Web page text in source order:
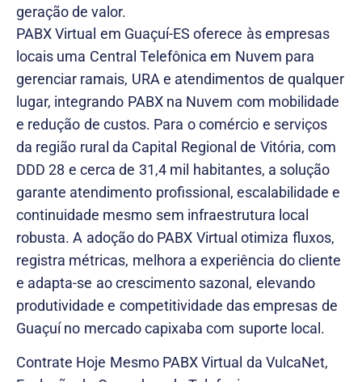
geração de valor.
PABX Virtual em Guaçuí-ES oferece às empresas
locais uma Central Telefônica em Nuvem para
gerenciar ramais, URA e atendimentos de qualquer
lugar, integrando PABX na Nuvem com mobilidade
e redução de custos. Para o comércio e serviços
da região rural da Capital Regional de Vitória, com
DDD 28 e cerca de 31,4 mil habitantes, a solução
garante atendimento profissional, escalabilidade e
continuidade mesmo sem infraestrutura local
robusta. A adoção do PABX Virtual otimiza fluxos,
registra métricas, melhora a experiência do cliente
e adapta-se ao crescimento sazonal, elevando
produtividade e competitividade das empresas de
Guaçuí no mercado capixaba com suporte local.
Contrate Hoje Mesmo PABX Virtual da VulcaNet,